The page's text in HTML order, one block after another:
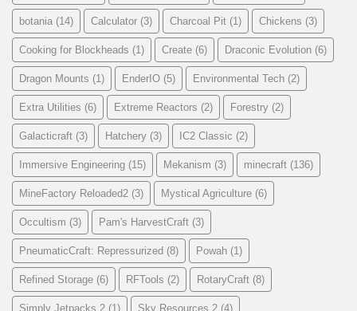
botania (14) Calculator (3) Charcoal Pit (1) Chickens (3)
Cooking for Blockheads (1) Create (6) Draconic Evolution (6)
Dragon Mounts (1) EnderIO (5) Environmental Tech (2)
Extra Utilities (6) Extreme Reactors (2) Forestry (2)
Galacticraft (3) Hatchery (3) IC2 Classic (2)
Immersive Engineering (15) Mekanism (3) minecraft (136)
MineFactory Reloaded2 (3) Mystical Agriculture (6)
Occultism (3) Pam's HarvestCraft (3)
PneumaticCraft: Repressurized (8) Powah (1)
Refined Storage (6) RFTools (2) RotaryCraft (8)
Simply Jetpacks 2 (1) Sky Resources 2 (4)